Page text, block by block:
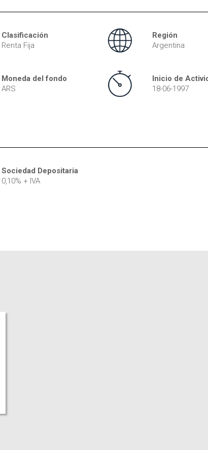
Clasificación
Renta Fija
Región
Argentina
Moneda del fondo
ARS
Inicio de
18-06-1997
Sociedad Depositaria
0,10% + IVA